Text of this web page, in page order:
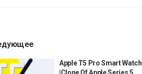
Apple T5 Pro Smart Watch